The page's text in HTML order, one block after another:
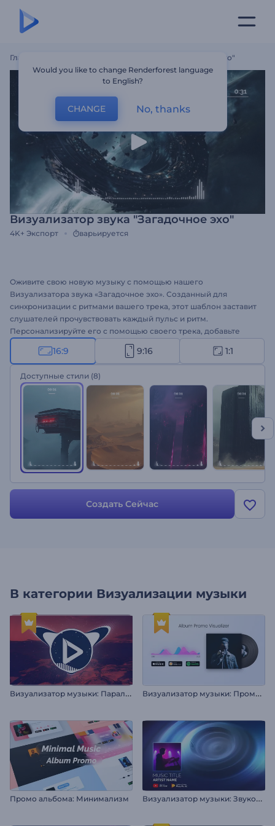
Главная Визуализатор Звука "Загадочное Эхо"
Визуализатор звука "Загадочное эхо"
4K+ Экспорт варьируется
Оживите свою новую музыку с помощью нашего
Визуализатора звука «Загадочное эхо». Созданный для
синхронизации с ритмами вашего трека, этот шаблон заставит
слушателей прочувствовать каждый пульс и ритм.
Персонализируйте его с помощью своего трека, добавьте
название песни и имя исполнителя, а также выберите стиль,
соответствующий настроению вашей музыки. Идеально
подходит для релизов новых синглов, промо музыкальных
альбомов, каверов, музыкальных мероприятий и многого
другого. Создавайте прямо сейчас и увеличивайте количество
16:9 9:16 1:1
Доступные стили (8)
Создать Сейчас
В категории Визуализации музыки
В
изуализатор музыки: Параллакс волны В
изуализатор музыки: Промо альбома
Промо альбома: Минимализм В
изуализатор музыки: Звуковой резонанс
Would you like to change Renderforest language
to English?
CHANGE No, thanks